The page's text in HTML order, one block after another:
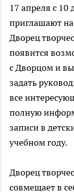
17 апреля с 10
приглашают
Дворец
появится
с Дворцом и
задать
все
полную
записи в
учебном году.
Дворец
совмещает в